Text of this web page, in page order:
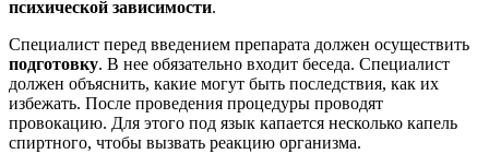
психической зависимости.
Специалист перед введением препарата должен осуществить
подготовку. В нее обязательно входит беседа. Специалист
должен объяснить, какие могут быть последствия, как их
избежать. После проведения процедуры проводят
провокацию. Для этого под язык капается несколько капель
спиртного, чтобы вызвать реакцию организма.